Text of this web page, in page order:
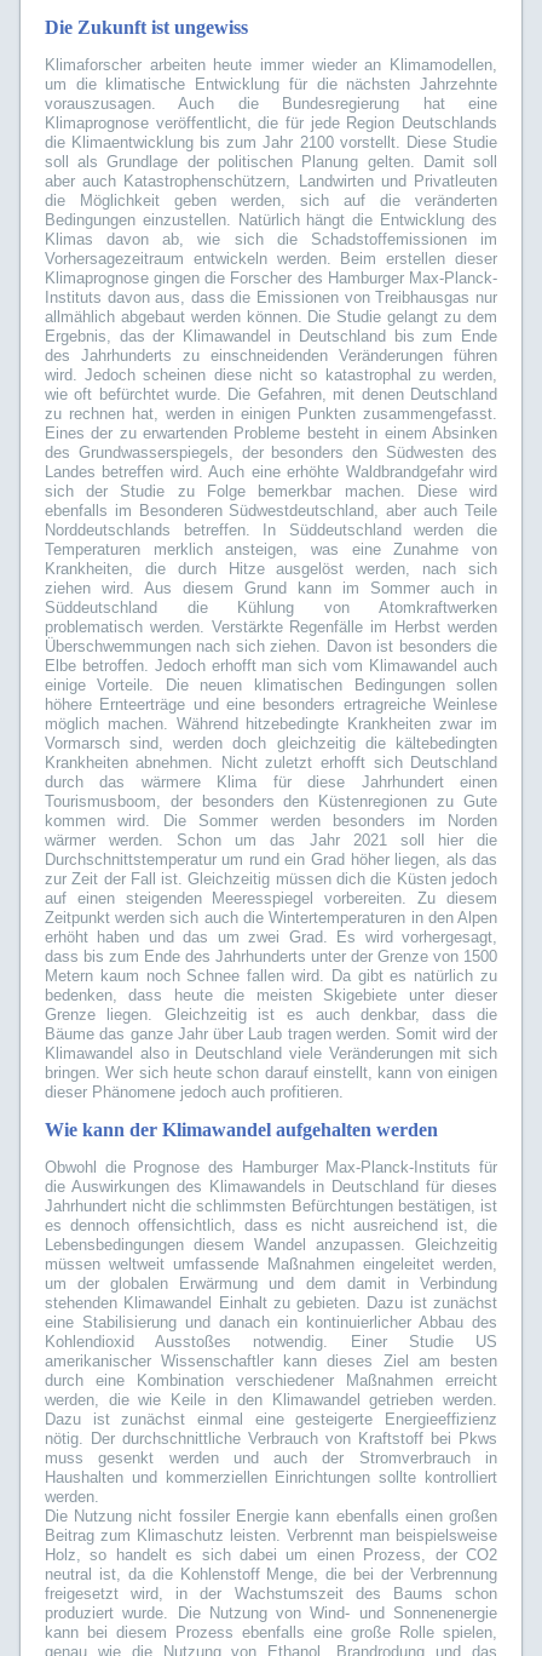
Die Zukunft ist ungewiss
Klimaforscher arbeiten heute immer wieder an Klimamodellen,
um die klimatische Entwicklung für die nächsten Jahrzehnte
vorauszusagen. Auch die Bundesregierung hat eine
Klimaprognose veröffentlicht, die für jede Region Deutschlands
die Klimaentwicklung bis zum Jahr 2100 vorstellt. Diese Studie
soll als Grundlage der politischen Planung gelten. Damit soll
aber auch Katastrophenschützern, Landwirten und Privatleuten
die Möglichkeit geben werden, sich auf die veränderten
Bedingungen einzustellen. Natürlich hängt die Entwicklung des
Klimas davon ab, wie sich die Schadstoffemissionen im
Vorhersagezeitraum entwickeln werden. Beim erstellen dieser
Klimaprognose gingen die Forscher des Hamburger Max-Planck-
Instituts davon aus, dass die Emissionen von Treibhausgas nur
allmählich abgebaut werden können. Die Studie gelangt zu dem
Ergebnis, das der Klimawandel in Deutschland bis zum Ende
des Jahrhunderts zu einschneidenden Veränderungen führen
wird. Jedoch scheinen diese nicht so katastrophal zu werden,
wie oft befürchtet wurde. Die Gefahren, mit denen Deutschland
zu rechnen hat, werden in einigen Punkten zusammengefasst.
Eines der zu erwartenden Probleme besteht in einem Absinken
des Grundwasserspiegels, der besonders den Südwesten des
Landes betreffen wird. Auch eine erhöhte Waldbrandgefahr wird
sich der Studie zu Folge bemerkbar machen. Diese wird
ebenfalls im Besonderen Südwestdeutschland, aber auch Teile
Norddeutschlands betreffen. In Süddeutschland werden die
Temperaturen merklich ansteigen, was eine Zunahme von
Krankheiten, die durch Hitze ausgelöst werden, nach sich
ziehen wird. Aus diesem Grund kann im Sommer auch in
Süddeutschland die Kühlung von Atomkraftwerken
problematisch werden. Verstärkte Regenfälle im Herbst werden
Überschwemmungen nach sich ziehen. Davon ist besonders die
Elbe betroffen. Jedoch erhofft man sich vom Klimawandel auch
einige Vorteile. Die neuen klimatischen Bedingungen sollen
höhere Ernteerträge und eine besonders ertragreiche Weinlese
möglich machen. Während hitzebedingte Krankheiten zwar im
Vormarsch sind, werden doch gleichzeitig die kältebedingten
Krankheiten abnehmen. Nicht zuletzt erhofft sich Deutschland
durch das wärmere Klima für diese Jahrhundert einen
Tourismusboom, der besonders den Küstenregionen zu Gute
kommen wird. Die Sommer werden besonders im Norden
wärmer werden. Schon um das Jahr 2021 soll hier die
Durchschnittstemperatur um rund ein Grad höher liegen, als das
zur Zeit der Fall ist. Gleichzeitig müssen dich die Küsten jedoch
auf einen steigenden Meeresspiegel vorbereiten. Zu diesem
Zeitpunkt werden sich auch die Wintertemperaturen in den Alpen
erhöht haben und das um zwei Grad. Es wird vorhergesagt,
dass bis zum Ende des Jahrhunderts unter der Grenze von 1500
Metern kaum noch Schnee fallen wird. Da gibt es natürlich zu
bedenken, dass heute die meisten Skigebiete unter dieser
Grenze liegen. Gleichzeitig ist es auch denkbar, dass die
Bäume das ganze Jahr über Laub tragen werden. Somit wird der
Klimawandel also in Deutschland viele Veränderungen mit sich
bringen. Wer sich heute schon darauf einstellt, kann von einigen
dieser Phänomene jedoch auch profitieren.
Wie kann der Klimawandel aufgehalten werden
Obwohl die Prognose des Hamburger Max-Planck-Instituts für
die Auswirkungen des Klimawandels in Deutschland für dieses
Jahrhundert nicht die schlimmsten Befürchtungen bestätigen, ist
es dennoch offensichtlich, dass es nicht ausreichend ist, die
Lebensbedingungen diesem Wandel anzupassen. Gleichzeitig
müssen weltweit umfassende Maßnahmen eingeleitet werden,
um der globalen Erwärmung und dem damit in Verbindung
stehenden Klimawandel Einhalt zu gebieten. Dazu ist zunächst
eine Stabilisierung und danach ein kontinuierlicher Abbau des
Kohlendioxid Ausstoßes notwendig. Einer Studie US
amerikanischer Wissenschaftler kann dieses Ziel am besten
durch eine Kombination verschiedener Maßnahmen erreicht
werden, die wie Keile in den Klimawandel getrieben werden.
Dazu ist zunächst einmal eine gesteigerte Energieeffizienz
nötig. Der durchschnittliche Verbrauch von Kraftstoff bei Pkws
muss gesenkt werden und auch der Stromverbrauch in
Haushalten und kommerziellen Einrichtungen sollte kontrolliert
werden.
Die Nutzung nicht fossiler Energie kann ebenfalls einen großen
Beitrag zum Klimaschutz leisten. Verbrennt man beispielsweise
Holz, so handelt es sich dabei um einen Prozess, der CO2
neutral ist, da die Kohlenstoff Menge, die bei der Verbrennung
freigesetzt wird, in der Wachstumszeit des Baums schon
produziert wurde. Die Nutzung von Wind- und Sonnenenergie
kann bei diesem Prozess ebenfalls eine große Rolle spielen,
genau wie die Nutzung von Ethanol. Brandrodung und das